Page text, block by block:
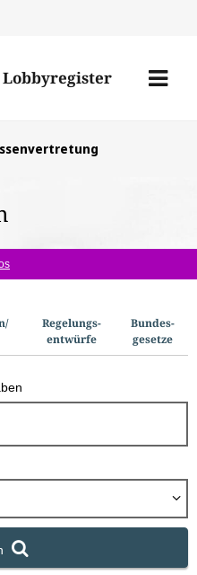
den
Lobbyregister
Menü
Regelungs­
entwürfe
Bundes­
gesetze